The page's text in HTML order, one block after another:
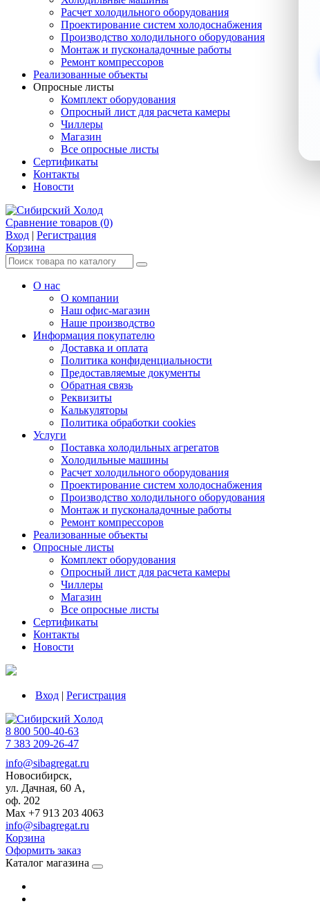
Расчет холодильного оборудования
Проектирование систем холодоснабжения
Производство холодильного оборудования
Монтаж и пусконаладочные работы
Ремонт компрессоров
Реализованные объекты
Опросные листы
Комплект оборудования
Опросный лист для расчета камеры
Чиллеры
Магазин
Все опросные листы
Сертификаты
Контакты
Новости
Сравнение товаров (0)
Вход | Регистрация
Корзина
О нас
О компании
Наш офис-магазин
Наше производство
Информация покупателю
Доставка и оплата
Политика конфиденциальности
Предоставляемые документы
Обратная связь
Реквизиты
Калькуляторы
Политика обработки cookies
Услуги
Поставка холодильных агрегатов
Холодильные машины
Расчет холодильного оборудования
Проектирование систем холодоснабжения
Производство холодильного оборудования
Монтаж и пусконаладочные работы
Ремонт компрессоров
Реализованные объекты
Опросные листы
Комплект оборудования
Опросный лист для расчета камеры
Чиллеры
Магазин
Все опросные листы
Сертификаты
Контакты
Новости
Вход | Регистрация
8 800 500-40-63
7 383 209-26-47
info@sibagregat.ru
Новосибирск,
ул. Дачная, 60 А,
оф. 202
Max +7 913 203 4063
info@sibagregat.ru
Корзина
Оформить заказ
Каталог магазина